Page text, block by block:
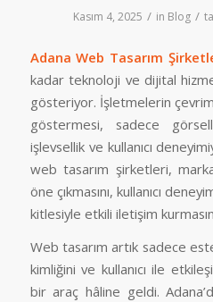
Kasım 4, 2025 / in Blog /
Adana Web Tasarım
kadar teknoloji ve dijital
gösteriyor. İşletmelerin
göstermesi, sadece
işlevsellik ve kullanıcı
web tasarım şirketleri,
öne çıkmasını, kullanıcı
kitlesiyle etkili iletişim
Web tasarım artık sadece
kimliğini ve kullanıcı ile
bir araç hâline geldi.